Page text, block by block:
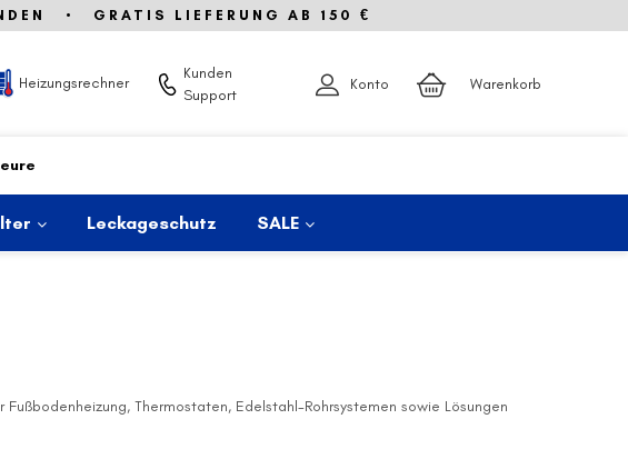
• GRATIS LIEFERUNG AB 150 €
Heizungsrechner
Kunden
Support
Konto Warenkorb
Leckageschutz SALE
Thermostaten, Edelstahl-Rohrsystemen sowie Lösungen